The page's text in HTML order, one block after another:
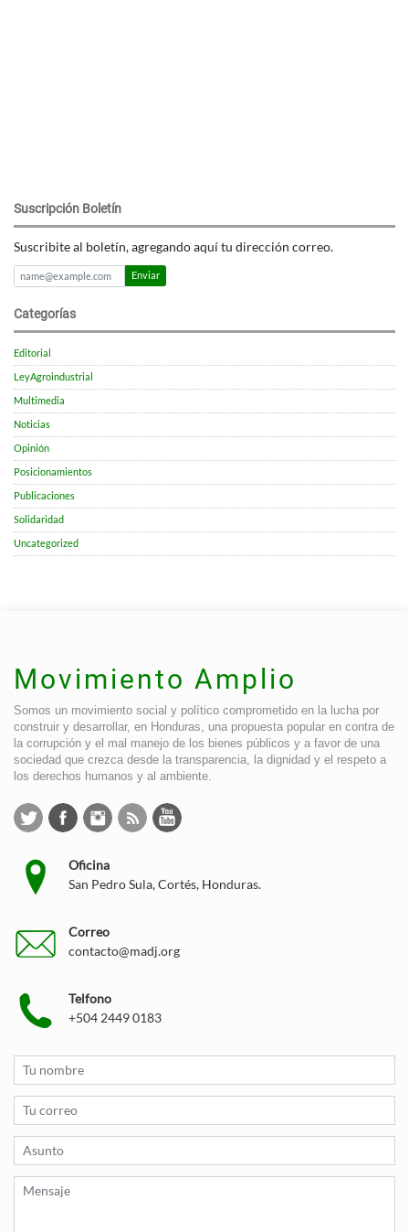
Suscripción Boletín
Suscribite al boletín, agregando aquí tu dirección correo.
Enviar
Categorías
Editorial
LeyAgroindustrial
Multimedia
Noticias
Opinión
Posicionamientos
Publicaciones
Solidaridad
Uncategorized
Movimiento Amplio
Somos un movimiento social y político comprometido en la lucha por
construir y desarrollar, en Honduras, una propuesta popular en contra de
la corrupción y el mal manejo de los bienes públicos y a favor de una
sociedad que crezca desde la transparencia, la dignidad y el respeto a
los derechos humanos y al ambiente.
Oficina
San Pedro Sula, Cortés, Honduras.
Correo
contacto@madj.org
Telfono
+504 2449 0183